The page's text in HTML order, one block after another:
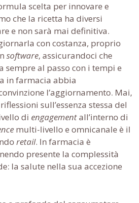
scelta per innovare e
che la ricetta ha diversi
e non sarà mai definitiva.
con costanza, proprio
software, assicurandoci che
sempre al passo con i tempi e
in farmacia abbia
l’aggiornamento. Mai,
sull’essenza stessa del
di engagementall’interno di
multi-livello e omnicanale è il
retail. In farmacia è
presente la complessità
la salute nella sua accezione